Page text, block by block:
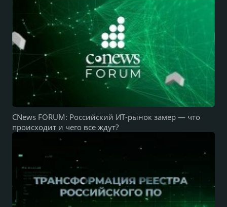
CNews FORUM: Российский ИТ-рынок замер — что
происходит и чего все ждут?